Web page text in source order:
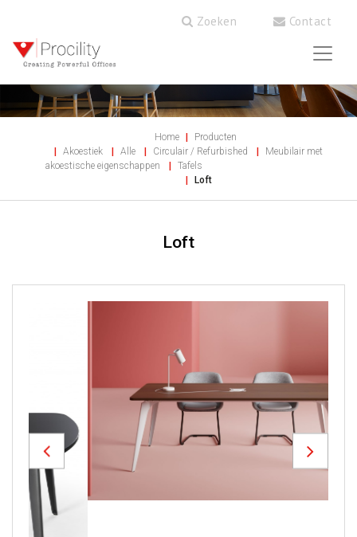
Zoeken Contact
Home
Producten
Akoestiek
Alle Circulair / Refurbished
Meubilair met
akoestische eigenschappen
Tafels
Loft
Loft
Previous Next